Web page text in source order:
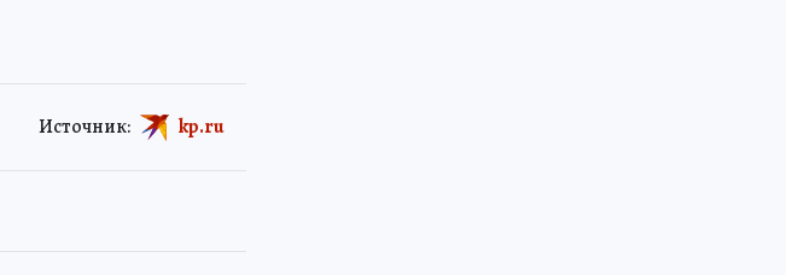
Источник: kp.ru